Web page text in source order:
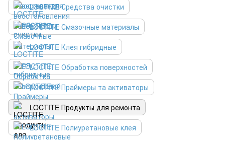
LOCTITE Средства очистки
LOCTITE Смазочные материалы
LOCTITE Клея гибридные
LOCTITE Обработка поверхностей
LOCTITE Праймеры та активаторы
LOCTITE Продукты для ремонта
LOCTITE Полиуретановые клея